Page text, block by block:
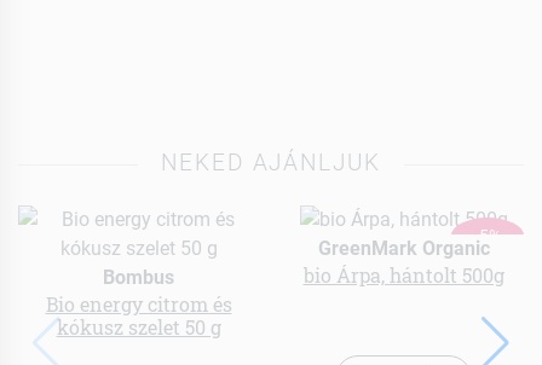
NEKED AJÁNLJUK
Bombus
Bio energy citrom és
kókusz szelet 50 g
-5%
GreenMark Organic
bio Árpa, hántolt 500g